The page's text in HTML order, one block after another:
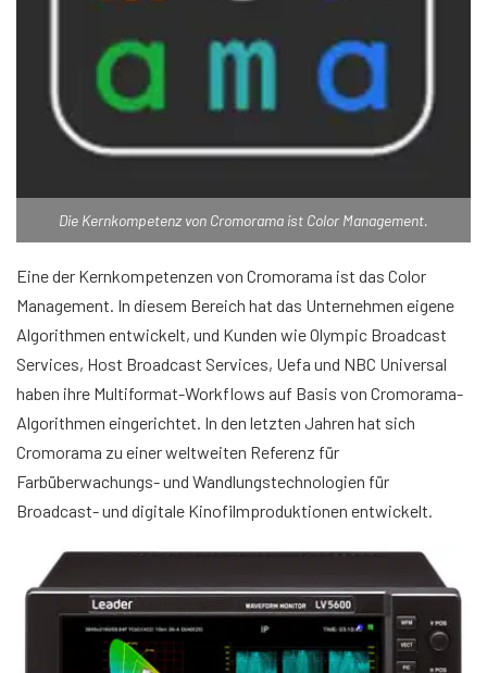
Die Kernkompetenz von Cromorama ist Color Management.
Eine der Kernkompetenzen von Cromorama ist das Color
Management. In diesem Bereich hat das Unternehmen eigene
Algorithmen entwickelt, und Kunden wie Olympic Broadcast
Services, Host Broadcast Services, Uefa und NBC Universal
haben ihre Multiformat-Workflows auf Basis von Cromorama-
Algorithmen eingerichtet. In den letzten Jahren hat sich
Cromorama zu einer weltweiten Referenz für
Farbüberwachungs- und Wandlungstechnologien für
Broadcast- und digitale Kinofilmproduktionen entwickelt.